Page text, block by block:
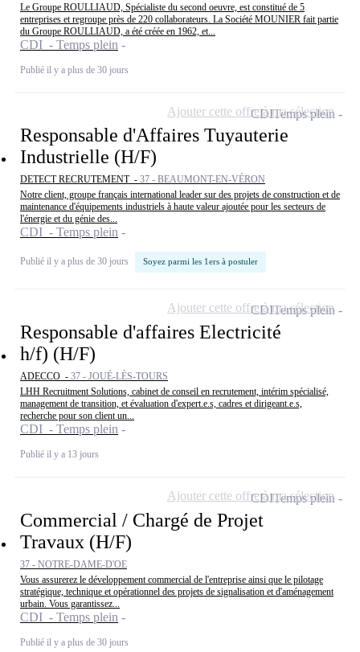
Le Groupe ROULLIAUD, Spécialiste du second oeuvre, est constitué de 5
entreprises et regroupe près de 220 collaborateurs. La Société MOUNIER fait partie
du Groupe ROULLIAUD, a été créée en 1962, et...
CDI - Temps plein
Publié il y a plus de 30 jours
Responsable d'Affaires Tuyauterie
Industrielle (H/F)
DETECT RECRUTEMENT - 37 - BEAUMONT-EN-VÉRON
Notre client, groupe français international leader sur des projets de construction et de
maintenance d'équipements industriels à haute valeur ajoutée pour les secteurs de
l'énergie et du génie des...
CDI - Temps plein
Publié il y a plus de 30 jours Soyez parmi les 1ers à postuler
CDITemps plein
Ajouter cette offre à ma sélection
Responsable d'affaires Electricité
h/f) (H/F)
ADECCO - 37 - JOUÉ-LÈS-TOURS
LHH Recruitment Solutions, cabinet de conseil en recrutement, intérim spécialisé,
management de transition, et évaluation d'expert.e.s, cadres et dirigeant.e.s,
recherche pour son client un...
CDI - Temps plein
Publié il y a 13 jours
CDITemps plein
Ajouter cette offre à ma sélection
Commercial / Chargé de Projet
Travaux (H/F)
37 - NOTRE-DAME-D'OE
Vous assurerez le développement commercial de l'entreprise ainsi que le pilotage
stratégique, technique et opérationnel des projets de signalisation et d'aménagement
urbain. Vous garantissez...
CDI - Temps plein
Publié il y a plus de 30 jours
CDITemps plein
Ajouter cette offre à ma sélection